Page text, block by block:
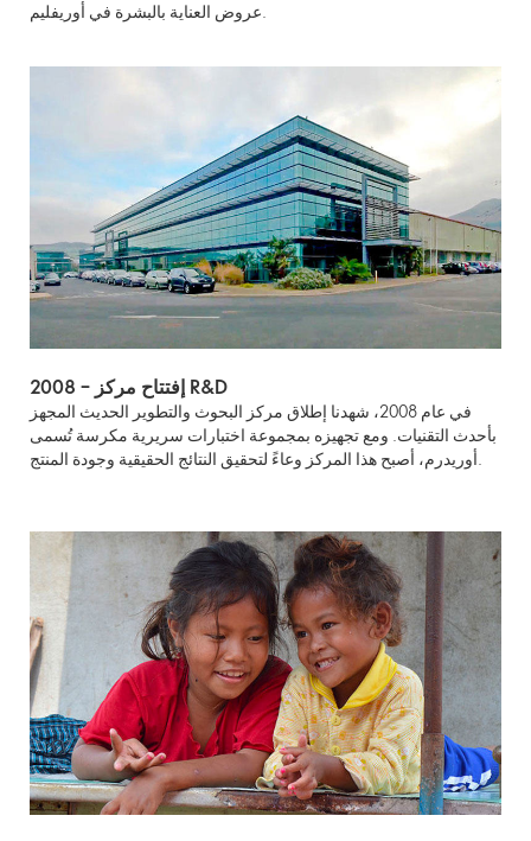
2008 – إفتتاح مركز R&D
في عام 2008، شهدنا إطلاق مركز البحوث والتطوير الحديث المجهز
بأحدث التقنيات. ومع تجهيزه بمجموعة اختبارات سريرية مكرسة تُسمى
أوريدرم، أصبح هذا المركز وعاءً لتحقيق النتائج الحقيقية وجودة المنتج.